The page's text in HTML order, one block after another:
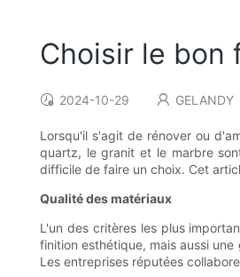
Choisir le bon
2024-10-29 GELANDY
Lorsqu'il s'agit de rénover ou
quartz, le granit et le marbre
difficile de faire un choix. Cet
Qualité des matériaux
L'un des critères les plus
finition esthétique, mais aussi
Les entreprises réputées